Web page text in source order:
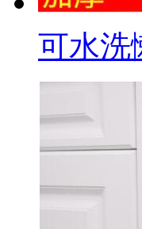
可水洗